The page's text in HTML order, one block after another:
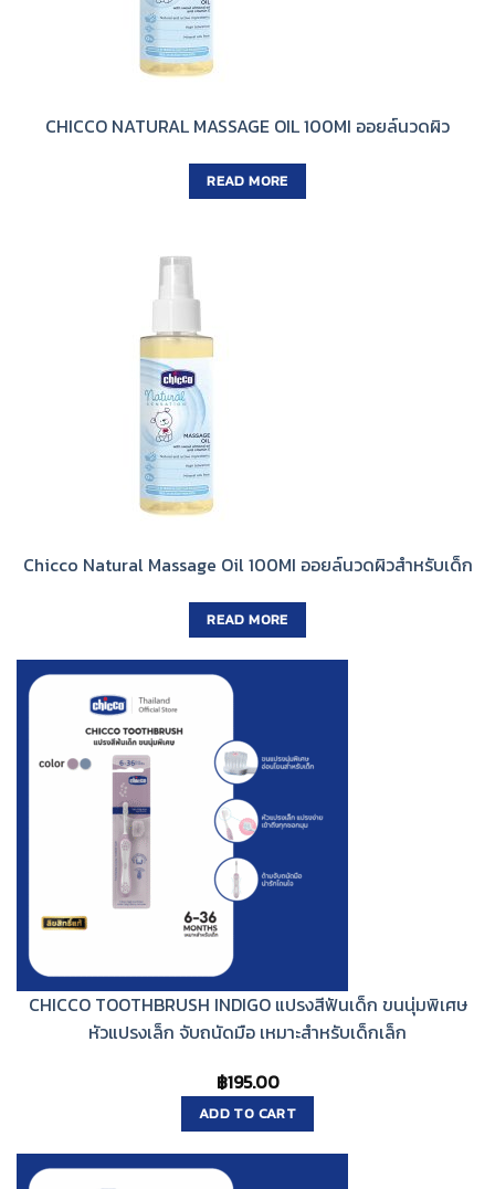
CHICCO NATURAL MASSAGE OIL 100MI ออยล์นวดผิว
READ MORE
Chicco Natural Massage Oil 100MI ออยล์นวดผิวสำหรับเด็ก
READ MORE
CHICCO TOOTHBRUSH INDIGO แปรงสีฟันเด็ก ขนนุ่มพิเศษ
หัวแปรงเล็ก จับถนัดมือ เหมาะสำหรับเด็กเล็ก
฿195.00
ADD TO CART